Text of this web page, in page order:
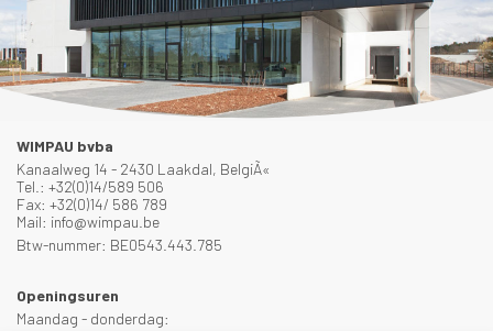
WIMPAU bvba
Kanaalweg 14 - 2430 Laakdal, BelgiÃ«
Tel.: +32(0)14/589 506
Fax: +32(0)14/ 586 789
Mail: info@wimpau.be
Btw-nummer: BE0543.443.785
Openingsuren
Maandag - donderdag: